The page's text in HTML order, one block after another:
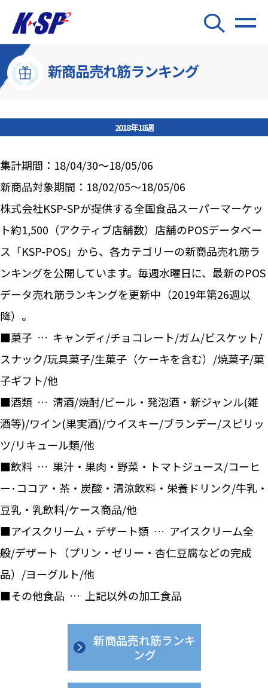
新商品売れ筋ランキング
2018年18週
集計期間：18/04/30～18/05/06
新商品対象期間：18/02/05～18/05/06
株式会社KSP-SPが提供する全国食品スーパーマーケッ
ト約1,500（アクティブ店舗数）店舗のPOSデータベー
ス「KSP-POS」から、各カテゴリーの新商品売れ筋ラ
ンキングを公開しています。毎週水曜日に、最新のPOS
データ売れ筋ランキングを更新中（2019年第26週以
降）。
■菓子 … キャンディ/チョコレート/ガム/ビスケット/
スナック/玩具菓子/生菓子（ケーキを含む）/焼菓子/菓
子ギフト/他
■酒類 … 清酒/焼酎/ビール・発泡酒・新ジャンル(雑
酒等)/ワイン(果実酒)/ウイスキー/ブランデー/スピリッ
ツ/リキュール類/他
■飲料 … 果汁・果肉・野菜・トマトジュース/コーヒ
ー･ココア・茶・炭酸・清涼飲料・栄養ドリンク/牛乳・
豆乳・乳飲料/ケース商品/他
■アイスクリーム・デザート類 … アイスクリーム全
般/デザート（プリン・ゼリー・杏仁豆腐などの完成
品）/ヨーグルト/他
■その他食品 … 上記以外の加工食品
新商品売れ筋ランキ
ング